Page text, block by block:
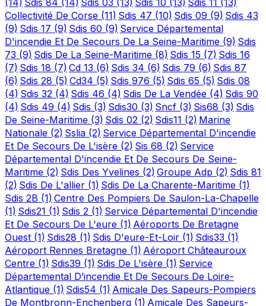
Collectivité De Corse (11) Sdis 47 (10) Sdis 09 (9) Sdis 43
(9) Sdis 17 (9) Sdis 60 (9) Service Départemental
D'incendie Et De Secours De La Seine-Maritime (9) Sdis
73 (9) Sdis De La Seine-Maritime (8) Sdis 15 (7) Sdis 16
(7) Sdis 18 (7) Cd 13 (6) Sdis 34 (6) Sdis 79 (6) Sdis 87
(6) Sdis 28 (5) Cd34 (5) Sdis 976 (5) Sdis 65 (5) Sdis 08
(4) Sdis 32 (4) Sdis 46 (4) Sdis De La Vendée (4) Sdis 90
(4) Sdis 49 (4) Sdis (3) Sdis30 (3) Sncf (3) Sis68 (3) Sdis
De Seine-Maritime (3) Sdis 02 (2) Sdis11 (2) Marine
Nationale (2) Sslia (2) Service Départemental D'incendie
Et De Secours De L'isère (2) Sis 68 (2) Service
Départemental D'incendie Et De Secours De Seine-
Maritime (2) Sdis Des Yvelines (2) Groupe Adp (2) Sdis 81
(2) Sdis De L'allier (1) Sdis De La Charente-Maritime (1)
Sdis 2B (1) Centre Des Pompiers De Saulon-La-Chapelle
(1) Sdis21 (1) Sdis 2 (1) Service Départemental D'incendie
Et De Secours De L'eure (1) Aéroports De Bretagne
Ouest (1) Sdis28 (1) Sdis D'eure-Et-Loir (1) Sdis33 (1)
Aéroport Rennes Bretagne (1) Aéroport Châteauroux
Centre (1) Sdis39 (1) Sdis De L'isère (1) Service
Départemental D’incendie Et De Secours De Loire-
Atlantique (1) Sdis54 (1) Amicale Des Sapeurs-Pompiers
De Montbronn-Enchenberg (1) Amicale Des Sapeurs-